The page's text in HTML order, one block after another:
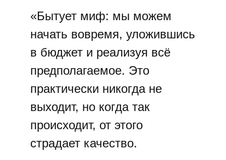
«Бытует миф: мы можем
начать вовремя, уложившись
в бюджет и реализуя всё
предполагаемое. Это
практически никогда не
выходит, но когда так
происходит, от этого
страдает качество.